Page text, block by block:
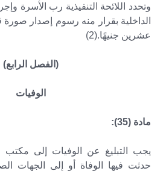
وتحدد اللائحة التنفيذية رب الأسرة
الداخلية بقرار منه رسوم إصدار صورة
عشرين جنيهًا.(2)
(الفصل الرابع)
الوفيات
مادة (35):
يجب التبليغ عن الوفيات إلى مكتب
حدثت فيها الوفاة أو إلى الجهات